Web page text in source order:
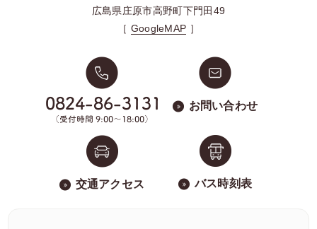
広島県庄原市高野町下門田49
［ GoogleMAP ］
お問い合わせ
交通アクセス バス時刻表